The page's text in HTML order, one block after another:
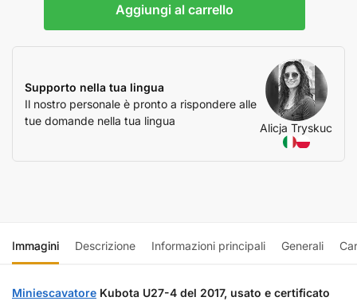
Aggiungi al carrello
Supporto nella tua lingua
Il nostro personale è pronto a rispondere alle
tue domande nella tua lingua
Alicja Tryskuc
Immagini Descrizione Informazioni principali Generali
Miniescavatore Kubota U27-4 del 2017, usato e certificato